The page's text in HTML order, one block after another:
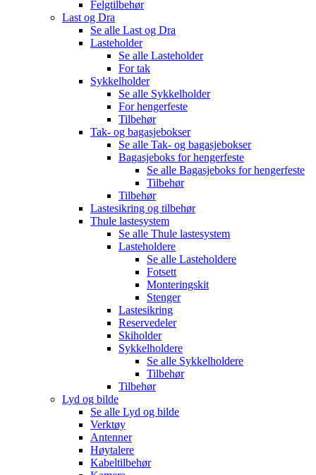
Felgtilbehør
Last og Dra
Se alle Last og Dra
Lasteholder
Se alle Lasteholder
For tak
Sykkelholder
Se alle Sykkelholder
For hengerfeste
Tilbehør
Tak- og bagasjebokser
Se alle Tak- og bagasjebokser
Bagasjeboks for hengerfeste
Se alle Bagasjeboks for hengerfeste
Tilbehør
Tilbehør
Lastesikring og tilbehør
Thule lastesystem
Se alle Thule lastesystem
Lasteholdere
Se alle Lasteholdere
Fotsett
Monteringskit
Stenger
Lastesikring
Reservedeler
Skiholder
Sykkelholdere
Se alle Sykkelholdere
Tilbehør
Tilbehør
Lyd og bilde
Se alle Lyd og bilde
Verktøy
Antenner
Høytalere
Kabeltilbehør